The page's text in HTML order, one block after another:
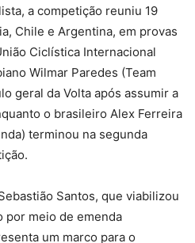
a competição reuniu 19
Chile e Argentina, em provas
Ciclística Internacional
Wilmar Paredes (Team
geral da Volta após assumir a
o brasileiro Alex Ferreira
terminou na segunda
Santos, que viabilizou
por meio de emenda
um marco para o